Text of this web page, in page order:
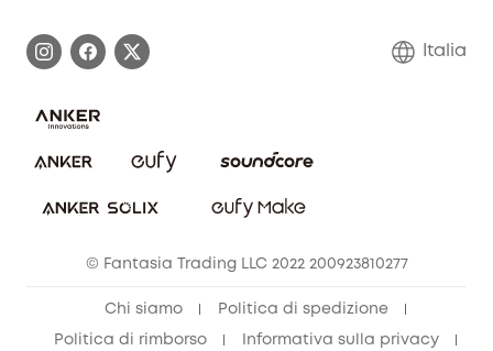
Annulla ordine
Contattaci
Italia
© Fantasia Trading LLC 2022 200923810277
Chi siamo Politica di spedizione
Politica di rimborso Informativa sulla privacy